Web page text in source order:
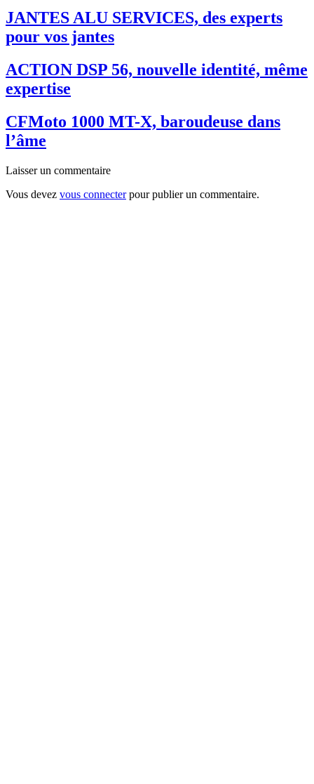
JANTES ALU SERVICES, des experts
pour vos jantes
ACTION DSP 56, nouvelle identité, même
expertise
CFMoto 1000 MT-X, baroudeuse dans
l’âme
Laisser un commentaire
Vous devez vous connecterpour publier un commentaire.